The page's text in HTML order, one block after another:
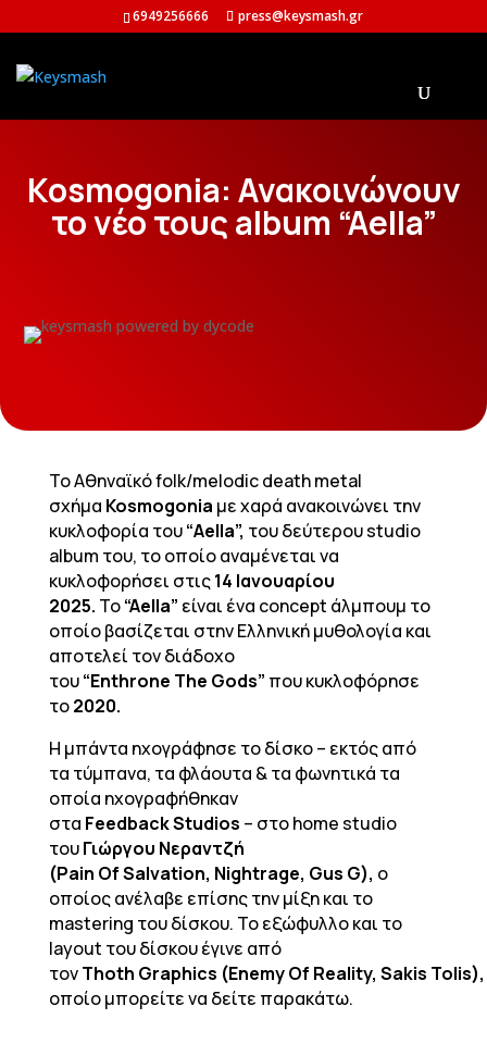
6949256666 press@keysmash.gr
Kosmogonia: Ανακοινώνουν
το νέο τους album “Aella”
Το Αθηναϊκό folk/melodic death metal
σχήμα Kosmogonia με χαρά ανακοινώνει την
κυκλοφορία του“Aella”, του δεύτερου studio
album του, το οποίο αναμένεται να
κυκλοφορήσει στις14 Ιανουαρίου
2025. To“Aella” είναι ένα concept άλμπουμ το
οποίο βασίζεται στην Ελληνική μυθολογία και
αποτελεί τον διάδοχο
του“Enthrone The Gods” που κυκλοφόρησε
το2020.
Η μπάντα ηχογράφησε το δίσκο – εκτός από
τα τύμπανα, τα φλάουτα & τα φωνητικά τα
οποία ηχογραφήθηκαν
στα FeedbackStudios – στο home studio
τουΓιώργου Νεραντζή
(Pain OfSalvation, Nightrage, Gus G), ο
οποίος ανέλαβε επίσης την μίξη και το
mastering του δίσκου. Το εξώφυλλο και το
layout του δίσκου έγινε από
τονThoth Graphics (EnemyOf Reality, Sakis Tolis),
οποίο μπορείτε να δείτε παρακάτω.